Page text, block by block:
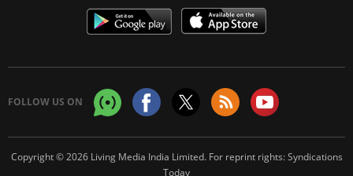
FOLLOW US ON
Copyright © 2026 Living Media India Limited. For reprint rights:Syndications
Today